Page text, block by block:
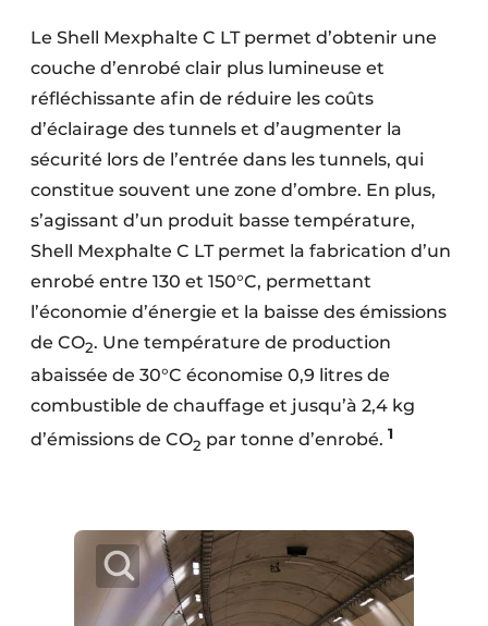
Le Shell Mexphalte C LT permet d’obtenir une
couche d’enrobé clair plus lumineuse et
réfléchissante afin de réduire les coûts
d’éclairage des tunnels et d’augmenter la
sécurité lors de l’entrée dans les tunnels, qui
constitue souvent une zone d’ombre. En plus,
s’agissant d’un produit basse température,
Shell Mexphalte C LT permet la fabrication d’un
enrobé entre 130 et 150°C, permettant
l’économie d’énergie et la baisse des émissions
de CO2. Une température de production
abaissée de 30°C économise 0,9 litres de
combustible de chauffage et jusqu’à 2,4 kg
d’émissions de CO2 par tonne d’enrobé. 1